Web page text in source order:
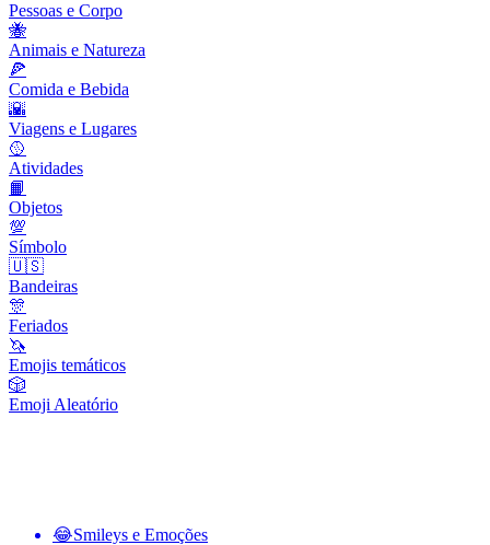
Pessoas e Corpo
🐝
Animais e Natureza
🍕
Comida e Bebida
🌇
Viagens e Lugares
🥎
Atividades
📙
Objetos
💯
Símbolo
🇺🇸
Bandeiras
🎊
Feriados
🦄
Emojis temáticos
🎲
Emoji Aleatório
😂Smileys e Emoções